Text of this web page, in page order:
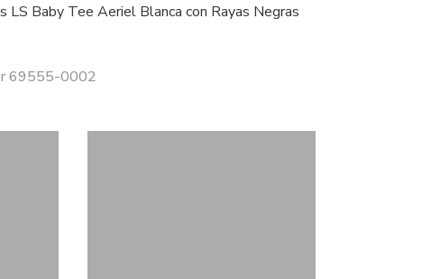
LS Baby Tee Aeriel Blanca con Rayas Negras
69555-0002